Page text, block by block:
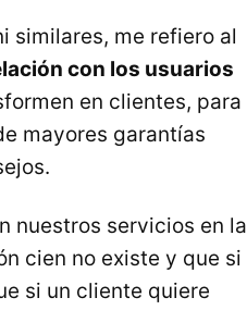
similares, me refiero al
con los usuarios
en clientes, para
mayores garantías
nuestros servicios en la
cien no existe y que si
si un cliente quiere